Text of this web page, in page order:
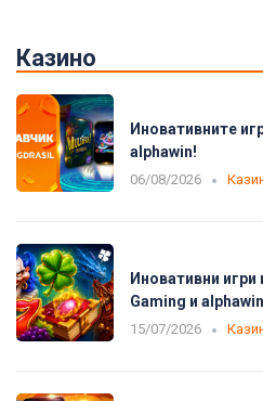
Казино
Иновативните
alphawin!
06/08/2026
Иновативни
Gaming и alphawin
15/07/2026